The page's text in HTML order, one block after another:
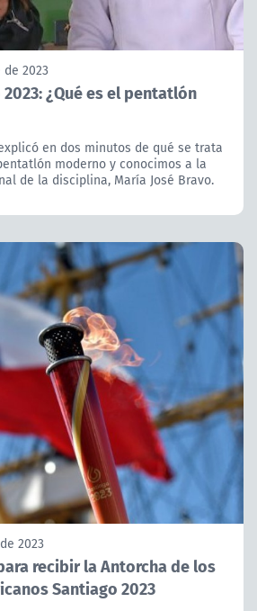
2023
¿Qué es el pentatlón
en dos minutos de qué se trata
moderno y conocimos a la
de la disciplina, María José Bravo.
2023
recibir la Antorcha de los
Santiago 2023